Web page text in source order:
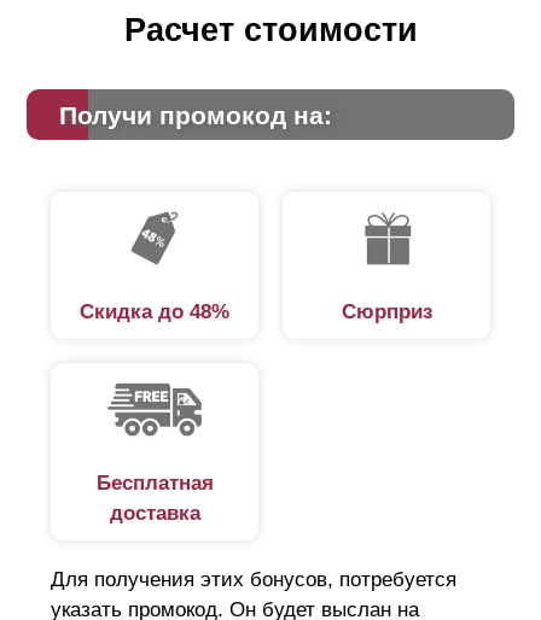
Расчет стоимости
Получи промокод на:
Скидка до 48% Сюрприз
Бесплатная
доставка
Для получения этих бонусов, потребуется
указать промокод. Он будет выслан на